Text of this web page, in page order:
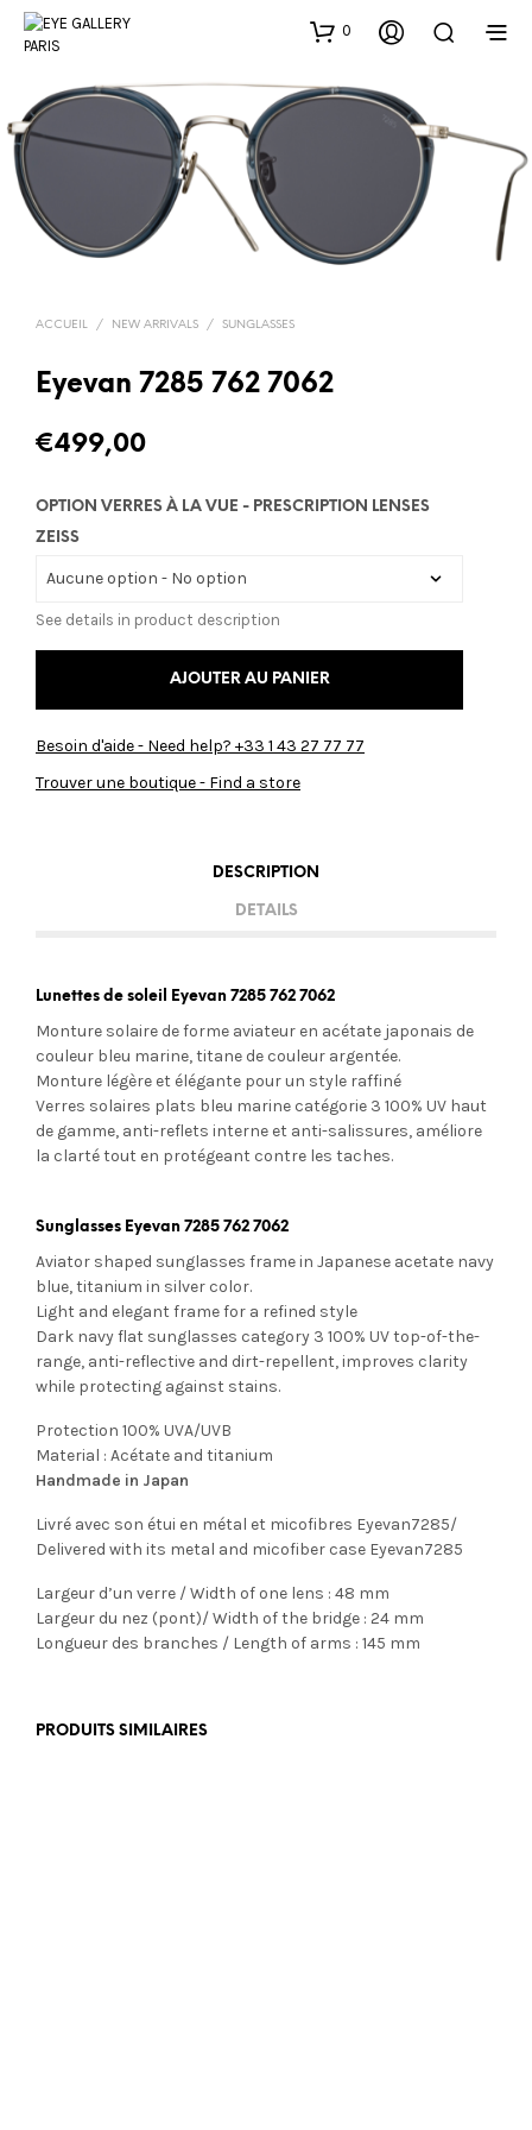
0
ACCUEIL / NEW ARRIVALS / SUNGLASSES
Eyevan 7285 762 7062
€499,00
OPTION VERRES À LA VUE - PRESCRIPTION LENSES
ZEISS
See details in product description
AJOUTER AU PANIER
Besoin d'aide - Need help? +33 1 43 27 77 77
Trouver une boutique - Find a store
DESCRIPTION
DETAILS
Lunettes de soleil Eyevan 7285 762 7062
Monture solaire de forme aviateur en acétate japonais de
couleur bleu marine, titane de couleur argentée.
Monture légère et élégante pour un style raffiné
Verres solaires plats bleu marine catégorie 3 100% UV haut
de gamme, anti-reflets interne et anti-salissures, améliore
la clarté tout en protégeant contre les taches.
Sunglasses Eyevan 7285 762 7062
Aviator shaped sunglasses frame in Japanese acetate navy
blue, titanium in silver color.
Light and elegant frame for a refined style
Dark navy flat sunglasses category 3 100% UV top-of-the-
range, anti-reflective and dirt-repellent, improves clarity
while protecting against stains.
Protection 100% UVA/UVB
Material : Acétate and titanium
Handmade in Japan
Livré avec son étui en métal et micofibres Eyevan7285/
Delivered with its metal and micofiber case Eyevan7285
Largeur d’un verre / Width of one lens : 48 mm
Largeur du nez (pont)/ Width of the bridge : 24 mm
Longueur des branches / Length of arms : 145 mm
PRODUITS SIMILAIRES